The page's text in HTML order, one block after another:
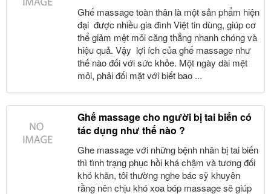
Ghế massage toàn thân là một sản phẩm hiện
đại được nhiều gia đình Việt tin dùng, giúp cơ
thể giảm mệt mỏi căng thẳng nhanh chóng và
hiệu quả. Vậy lợi ích của ghế massage như
thế nào đối với sức khỏe. Một ngày dài mệt
mỏi, phải đối mặt với biết bao ...
Ghế massage cho người bị tai biến có
tác dụng như thế nào ?
Ghe massage với những bệnh nhân bị tai biến
thì tình trạng phục hồi khá chậm và tương đối
khó khăn, tôi thường nghe bác sỹ khuyên
rằng nên chịu khó xoa bóp massage sẽ giúp